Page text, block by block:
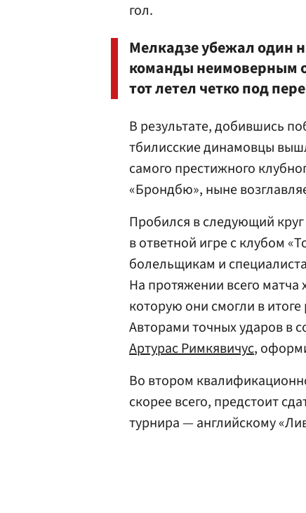
гол.
Мелкадзе убежал один
команды неимоверным
тот летел четко под
В результате, добившись
тбилисские динамовцы
самого престижного
«Брондбю», ныне
Пробился в следующий
в ответной игре с клубом
болельщикам и
На протяжении всего
которую они смогли в
Авторами точных ударов в
Артурас Римкявичус,
Во втором
скорее всего, предстоит
турнира — английскому